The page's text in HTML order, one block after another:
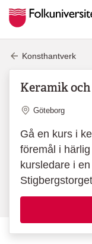
Konsthantverk
Keramik
Plats
Göteborg
Gå en kurs i
föremål i
kursledare i